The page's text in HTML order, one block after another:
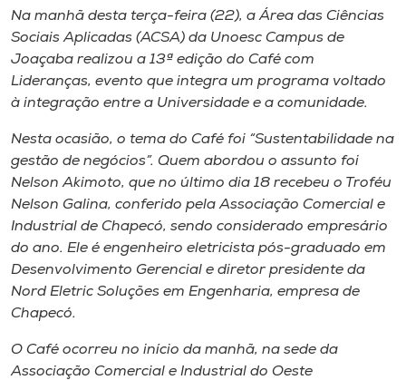
CPA
Biblioteca
Editora
Rádio
Museu
Unoesc
Store
Na manhã desta terça-feira (22), a Área das Ciências
Sociais Aplicadas (ACSA) da Unoesc Campus de
Joaçaba realizou a 13ª edição do Café com
Lideranças, evento que integra um programa voltado
à integração entre a Universidade e a comunidade.
Nesta ocasião, o tema do Café foi “Sustentabilidade na
gestão de negócios”. Quem abordou o assunto foi
Nelson Akimoto, que no último dia 18 recebeu o Troféu
Nelson Galina, conferido pela Associação Comercial e
Industrial de Chapecó, sendo considerado empresário
do ano. Ele é engenheiro eletricista pós-graduado em
Desenvolvimento Gerencial e diretor presidente da
Nord Eletric Soluções em Engenharia, empresa de
Chapecó.
O Café ocorreu no início da manhã, na sede da
Associação Comercial e Industrial do Oeste